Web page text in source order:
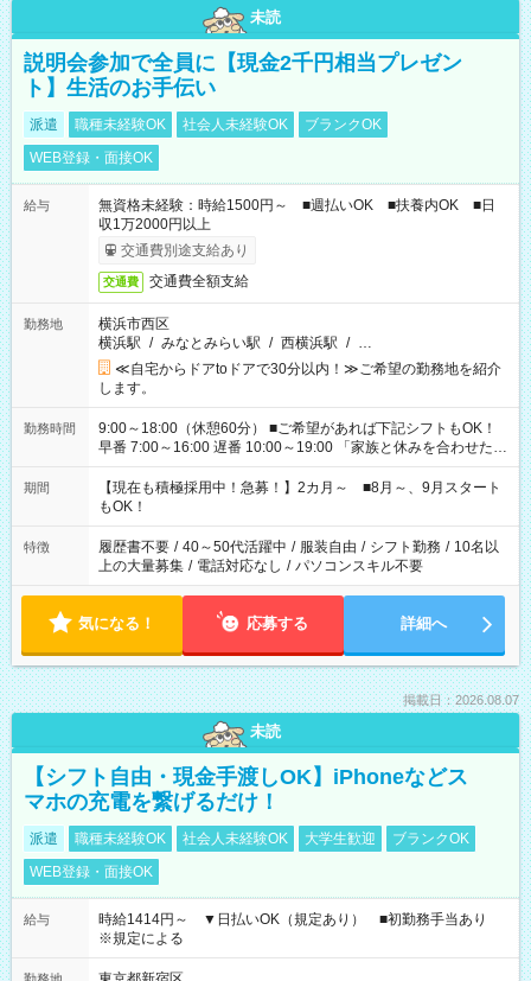
未読
説明会参加で全員に【現金2千円相当プレゼン
ト】生活のお手伝い
派遣 職種未経験OK 社会人未経験OK
ブランクOK
WEB登録・面接OK
給与
無資格未経験：時給1500円～ ■週払いOK ■扶養内OK ■日
収1万2000円以上
交通費別途支給あり
交通費 交通費全額支給
勤務地
横浜市西区
横浜駅 / みなとみらい駅 / 西横浜駅 / …
≪自宅からドアtoドアで30分以内！≫ご希望の勤務地を紹介
します。
勤務時間
9:00～18:00（休憩60分） ■ご希望があれば下記シフトもOK！
早番 7:00～16:00 遅番 10:00～19:00 「家族と休みを合わせた
い」 「余裕を持って夕飯の準備がしたい」 「できれば残業はし
たくない」 など、ご希望を教えてくださいね。 ※Wワーク希望
の方へ 今ご覧のお仕事で希望する勤務時間と、もう1つのお仕事
の勤務時間。 合計で週40時間を超える場合は応募できません。
期間
【現在も積極採用中！急募！】2カ月～ ■8月～、9月スタート
もOK！
特徴 履歴書不要 / 40～50代活躍中 / 服装自由 / シフト勤務 / 10名以
上の大量募集 / 電話対応なし / パソコンスキル不要
気になる！ 応募する 詳細へ
掲載日：2026.08.07
未読
【シフト自由・現金手渡しOK】iPhoneなどス
マホの充電を繋げるだけ！
派遣 職種未経験OK 社会人未経験OK 大学生歓迎
ブランクOK
WEB登録・面接OK
給与
時給1414円～ ▼日払いOK（規定あり） ■初勤務手当あり
※規定による